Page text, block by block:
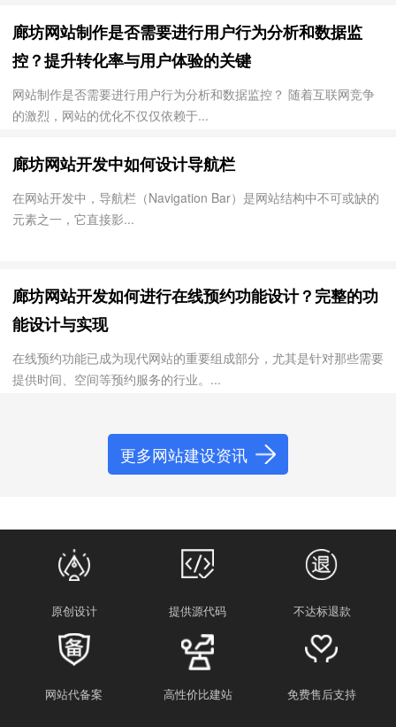
廊坊网站制作是否需要进行用户行为分析和数据监
控？提升转化率与用户体验的关键
网站制作是否需要进行用户行为分析和数据监控？ 随着互联网竞争
的激烈，网站的优化不仅仅依赖于...
廊坊网站开发中如何设计导航栏
在网站开发中，导航栏（Navigation Bar）是网站结构中不可或缺的
元素之一，它直接影...
廊坊网站开发如何进行在线预约功能设计？完整的功
能设计与实现
在线预约功能已成为现代网站的重要组成部分，尤其是针对那些需要
提供时间、空间等预约服务的行业。...
更多网站建设资讯
原创设计 提供源代码 不达标退款
网站代备案 高性价比建站 免费售后支持